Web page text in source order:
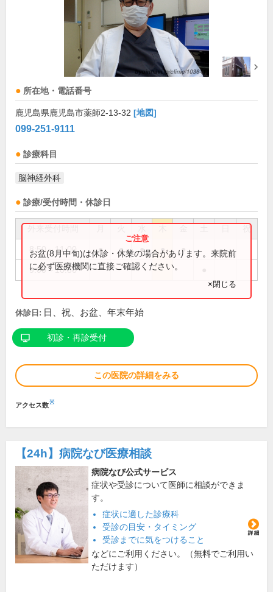
所在地・電話番号
鹿児島県鹿児島市薬師2-13-32 [地図]
099-251-9111
診療科目
脳神経外科
診療/受付時間・休診日
祝
8:50～11:00 ● ● ● ● ●
9:00～10:30
お盆(8月中旬)は休診・休業の場合があります。来院前
に必ず医療機関に直接ご確認ください。
×閉じる
休診日: 日、祝、お盆、年末年始
初診・再診受付
この医院の詳細をみる
アクセス数※
【24h】 病院なび医療相談
病院なび公式サービス
症状や受診について医師に相談ができま
す。
症状に適した診療科
受診の目安・タイミング
受診までに気をつけること
などにご利用ください。（無料でご利用い
ただけます）